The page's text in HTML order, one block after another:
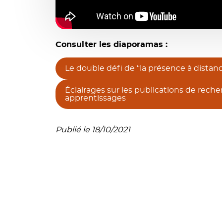
Consulter les diaporamas :
Le double défi de “la présence à
Éclairages sur les publications de
apprentissages
Publié le 18/10/2021